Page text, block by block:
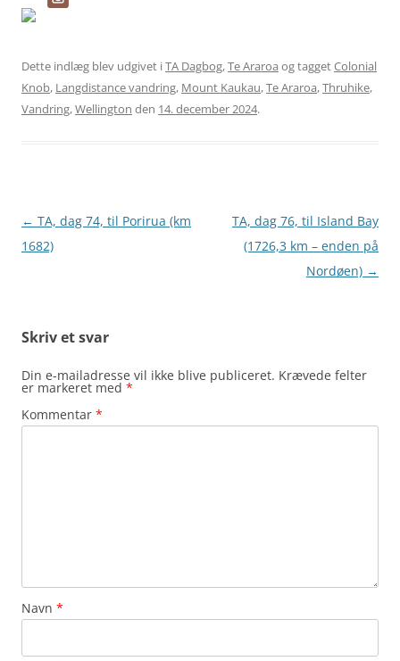
Dette indlæg blev udgivet iTA Dagbog,Te Araroa og taggetColonial
Knob, Langdistance vandring, Mount Kaukau,Te Araroa,Thruhike,
Vandring,Wellington den 14. december 2024.
Indlægsnavigation
← TA, dag 74, til Porirua (km
1682)
TA, dag 76, til Island Bay
(1726,3 km – enden på
Nordøen) →
Skriv et svar
Din e-mailadresse vil ikke blive publiceret. Krævede felter
er markeret med *
Kommentar *
Navn *